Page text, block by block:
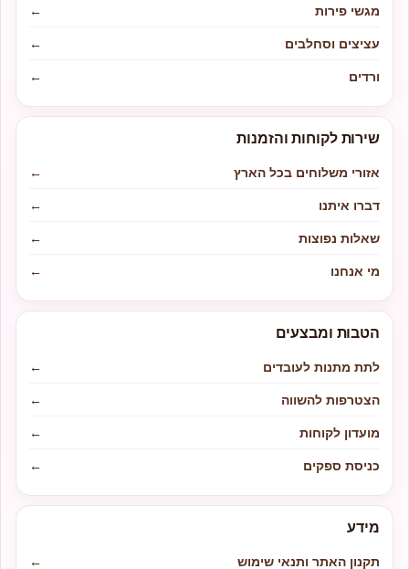
מגשי פירות
←
עציצים וסחלבים
←
ורדים
←
שירות לקוחות והזמנות
אזורי משלוחים בכל הארץ
←
דברו איתנו
←
שאלות נפוצות
←
מי אנחנו
←
הטבות ומבצעים
לתת מתנות לעובדים
←
הצטרפות להשווה
←
מועדון לקוחות
←
כניסת ספקים
←
מידע
תקנון האתר ותנאי שימוש ←